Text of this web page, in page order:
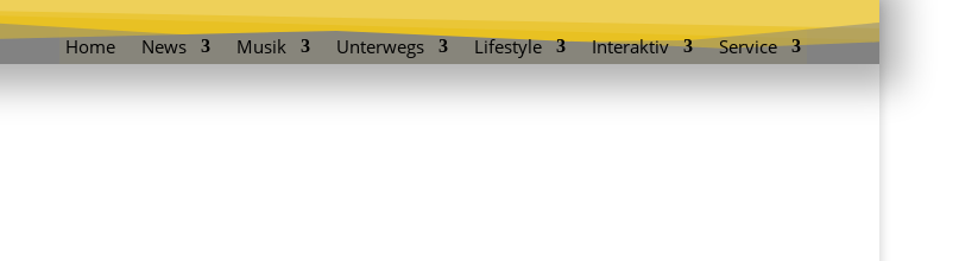
Home News Musik Unterwegs Lifestyle Interaktiv Service